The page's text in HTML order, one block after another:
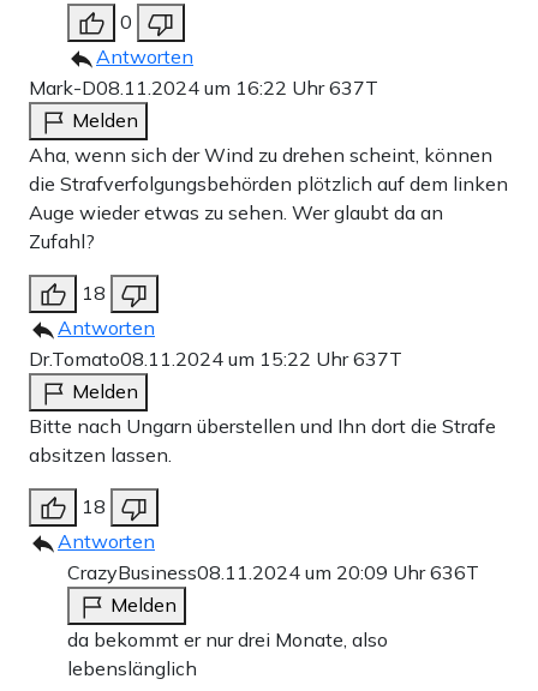
0
Antworten
Mark-D08.11.2024 um 16:22 Uhr637T
Melden
Aha, wenn sich der Wind zu drehen scheint, können
die Strafverfolgungsbehörden plötzlich auf dem linken
Auge wieder etwas zu sehen. Wer glaubt da an
Zufahl?
18
Antworten
Dr.Tomato08.11.2024 um 15:22 Uhr637T
Melden
Bitte nach Ungarn überstellen und Ihn dort die Strafe
absitzen lassen.
18
Antworten
CrazyBusiness08.11.2024 um 20:09 Uhr636T
Melden
da bekommt er nur drei Monate, also
lebenslänglich